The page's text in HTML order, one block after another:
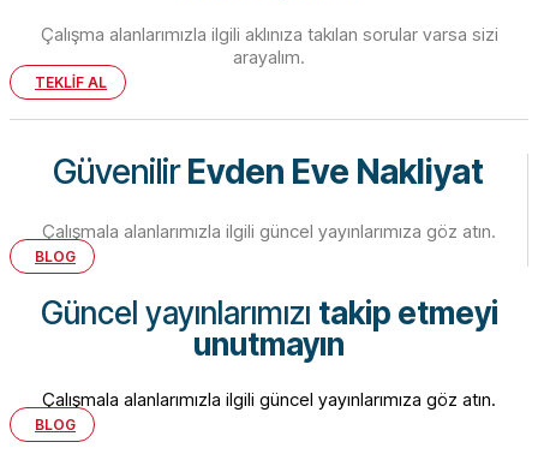
Çalışma alanlarımızla ilgili aklınıza takılan sorular varsa sizi
arayalım.
TEKLİF AL
GüvenilirEvden Eve Nakliyat
Çalışmala alanlarımızla ilgili güncel yayınlarımıza göz atın.
BLOG
Güncel yayınlarımızı takip etmeyi
unutmayın
Çalışmala alanlarımızla ilgili güncel yayınlarımıza göz atın.
BLOG